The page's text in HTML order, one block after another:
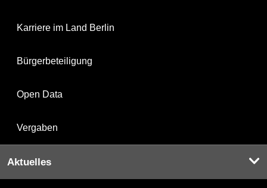
Karriere im Land Berlin
Bürgerbeteiligung
Open Data
Vergaben
Aktuelles